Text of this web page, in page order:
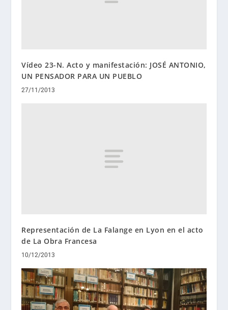
Vídeo 23-N. Acto y manifestación: JOSÉ ANTONIO,
UN PENSADOR PARA UN PUEBLO
27/11/2013
Representación de La Falange en Lyon en el acto
de La Obra Francesa
10/12/2013